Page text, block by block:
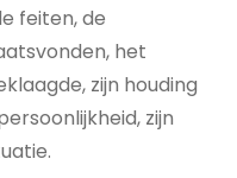
feiten, de
het
zijn houding
zijn